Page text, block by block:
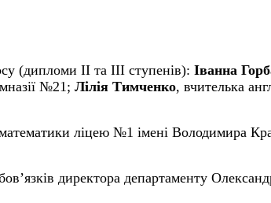
(дипломи ІІ та ІІІ ступенів): Іванна
№21; Лілія Тимченко, вчителька
ліцею №1 імені Володимира
директора департаменту